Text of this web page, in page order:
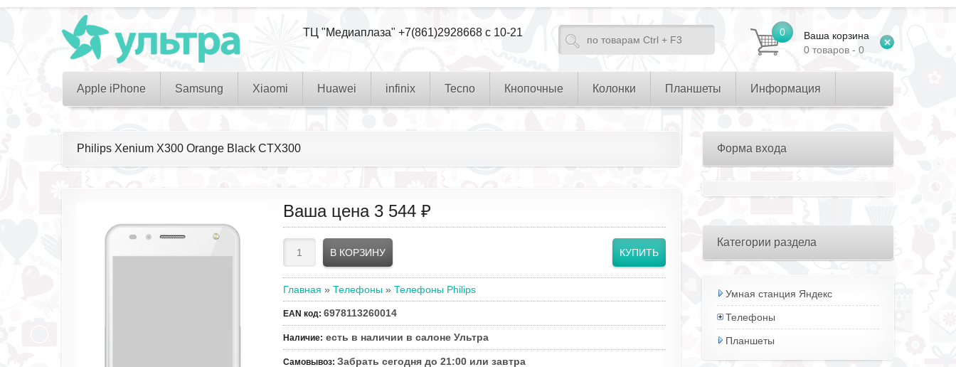
0
Ваша корзина
0 товаров - 0
ТЦ "Медиаплаза" +7(861)2928668 с 10-21
Apple iPhone Samsung Xiaomi Huawei infinix Tecno Кнопочные Колонки Планшеты Информация
Philips Xenium X300 Orange Black CTX300
Ваша цена 3 544 ₽
Главная » Телефоны » Телефоны Philips
EAN код: 6978113260014
Наличие: есть в наличии в салоне Ультра
Самовывоз: Забрать сегодня до 21:00 или завтра
Форма входа
Категории раздела
Умная станция Яндекс
Телефоны
Планшеты